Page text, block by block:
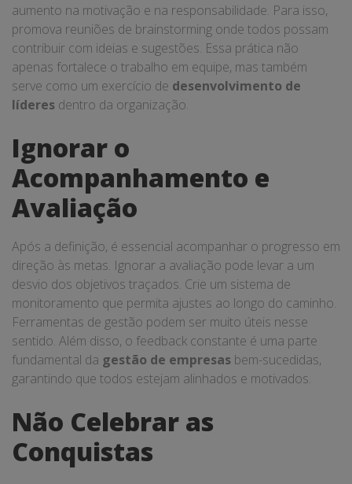
aumento na motivação e na responsabilidade. Para isso,
promova reuniões de brainstorming onde todos possam
contribuir com ideias e sugestões. Essa prática não
apenas fortalece o trabalho em equipe, mas também
serve como um exercício de desenvolvimento de
líderes dentro da organização.
Ignorar o
Acompanhamento e
Avaliação
Após a definição, é essencial acompanhar o progresso em
direção às metas. Ignorar a avaliação pode levar a um
desvio dos objetivos traçados. Crie um sistema de
monitoramento que permita ajustes ao longo do caminho.
Ferramentas de gestão podem ser muito úteis nesse
sentido. Além disso, o feedback constante é uma parte
fundamental da gestão de empresas bem-sucedidas,
garantindo que todos estejam alinhados e motivados.
Não Celebrar as
Conquistas